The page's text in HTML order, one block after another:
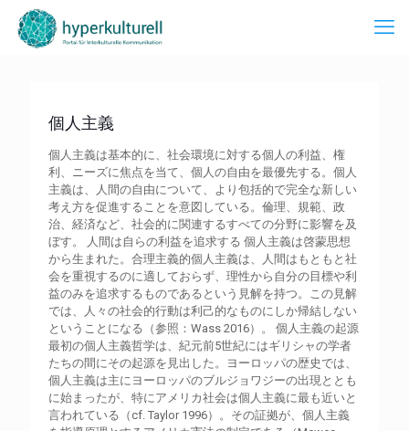
個人主義
個人主義は基本的に、社会環境に対する個人の利益、権
利、ニーズに焦点を当て、個人の自由を最優先する。個人
主義は、人間の自由について、より包括的で完全な新しい
考え方を促進することを意図している。倫理、規範、政
治、経済など、社会的に関連するすべての分野に影響を及
ぼす。 人間は自らの利益を追求する 個人主義は啓蒙思想
から生まれた。合理主義的個人主義は、人間はもともと社
会を重視するのに適しておらず、理性から自分の目標や利
益のみを追求するものであるという見解を持つ。この見解
では、人々の社会的行動は利己的なものにしか帰結しない
ということになる（参照：Wass 2016）。 個人主義の起源
最初の個人主義哲学は、紀元前5世紀にはギリシャの学者
たちの間にその起源を見出した。ヨーロッパの歴史では、
個人主義は主にヨーロッパのブルジョワジーの出現ととも
に始まったが、特にアメリカ社会は個人主義に最も近いと
言われている（cf. Taylor 1996）。その証拠が、個人主義